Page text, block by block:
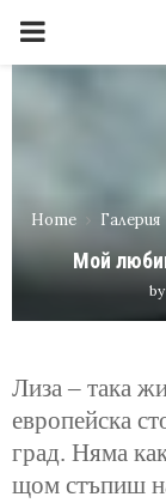
PRIMARY
MENU
Home Галерия
Мой
by
Лиза – така
европейска
град. Няма
щом стъпиш